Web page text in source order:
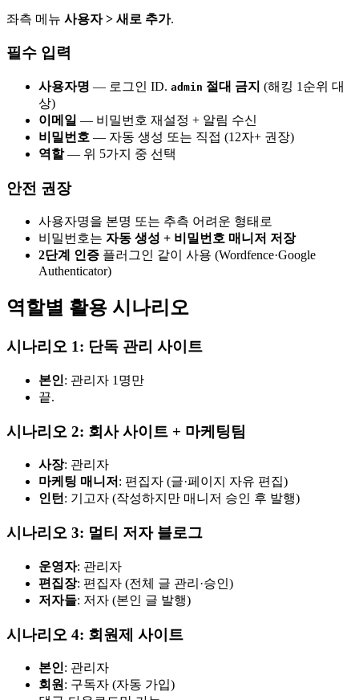
좌측 메뉴 사용자 > 새로 추가.
필수 입력
사용자명 — 로그인 ID. admin 절대 금지 (해킹 1순위 대
상)
이메일 — 비밀번호 재설정 + 알림 수신
비밀번호 — 자동 생성 또는 직접 (12자+ 권장)
역할— 위 5가지 중 선택
안전 권장
사용자명을 본명 또는 추측 어려운 형태로
비밀번호는 자동 생성 + 비밀번호 매니저 저장
2단계 인증 플러그인 같이 사용 (Wordfence·Google
Authenticator)
역할별 활용 시나리오
시나리오 1: 단독 관리 사이트
본인: 관리자 1명만
끝.
시나리오 2: 회사 사이트 + 마케팅팀
사장: 관리자
마케팅 매니저 : 편집자 (글·페이지 자유 편집)
인턴: 기고자 (작성하지만 매니저 승인 후 발행)
시나리오 3: 멀티 저자 블로그
운영자: 관리자
편집장: 편집자 (전체 글 관리·승인)
저자들: 저자 (본인 글 발행)
시나리오 4: 회원제 사이트
본인: 관리자
회원 : 구독자 (자동 가입)